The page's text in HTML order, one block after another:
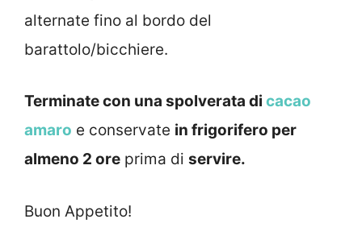
alternate fino al bordo del
barattolo/bicchiere.
Terminate con una spolverata di cacao
amaro e conservate in frigorifero per
almeno 2 ore prima di servire.
Buon Appetito!